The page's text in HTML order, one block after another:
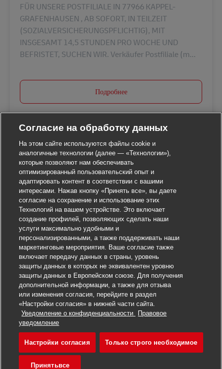
Откликнуться на вакансию
Сохранить вакансию Verkäufer
FÜR UNSERE POSTFILIALE IN 77966 KAPPEL-
GRAFENHAUSEN , AB SOFORT, IN TEILZEIT
(SOZIALVERSICHERUNGSPFLICHTIG), MIT
INSGESAMT 14,5 STUNDEN PRO WOCHE UND
BEFRISTET, SUCHEN WIR. Verkäufer Postfiliale (m...
Подробнее
Согласие на обработку данных
На этом сайте используются файлы cookie и
аналогичные технологии (далее — «Технологии»),
которые позволяют нам обеспечивать
оптимизированный пользовательский опыт и
адаптировать контент в соответствии с вашими
интересами. Нажав кнопку «Принять все», вы даете
согласие на сохранение и использование этих
Технологий на вашем устройстве. Это включает
создание профилей, позволяющих сделать наши
услуги максимально удобными и
персонализированными, а также поддерживать наши
маркетинговые мероприятия. Ваше согласие также
включает передачу данных в страны, уровень
защиты данных в которых не эквивалентен уровню
защиты данных в Европейском союзе. Для получения
дополнительной информации, а также для отзыва
или изменения согласия, перейдите в раздел
«Настройки согласия» в нижней части сайта.
Уведомление о конфиденциальности
Правовое
уведомление
Настройки согласия Только строго необходимое
Принятьвсе